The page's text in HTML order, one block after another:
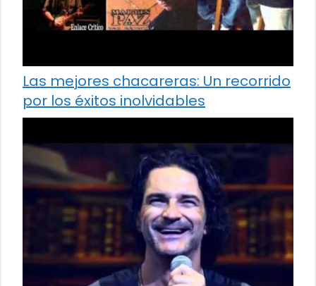
Las mejores chacareras: Un recorrido
por los éxitos inolvidables